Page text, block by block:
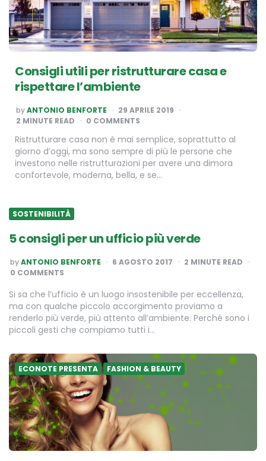
Consigli utili per ristrutturare casa e
rispettare l’ambiente
POSTED
BY
byANTONIO BENFORTE
29 APRILE 2019
2 MINUTE READ 0 COMMENTS
Ristrutturare casa non è mai semplice, soprattutto al
giorno d’oggi, ma sono sempre di più le persone che
investono nelle ristrutturazioni per avere una dimora
confortevole, moderna, bella, e se…
SOSTENIBILITÀ
5 consigli per un ufficio più verde
POSTED
BY
byANTONIO BENFORTE 6 AGOSTO 2017 2 MINUTE READ
0 COMMENTS
Si sa che l’ufficio è un luogo insostenibile per eccellenza,
ma con qualche piccolo accorgimento proviamo a
renderlo più verde, più attento all’ambiente. Perché sono i
piccoli gesti che compiamo tutti i…
ECONOTE PRESENTA FASHION & BEAUTY